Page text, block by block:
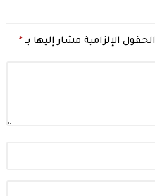
الحقول الإلزامية مشار إليها بـ *